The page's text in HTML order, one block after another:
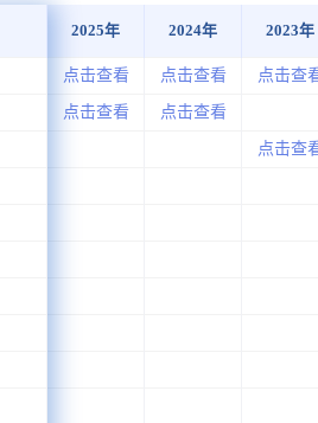
2025年 2024年 2023年
点击查看 点击查看 点击查
点击查看 点击查看
点击查